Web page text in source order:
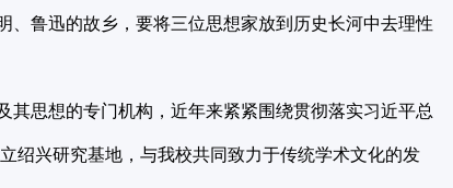
鲁迅的故乡，要将三位思想家放到历史长河中去理性
思想的专门机构，近年来紧紧围绕贯彻落实习近平总
绍兴研究基地，与我校共同致力于传统学术文化的发